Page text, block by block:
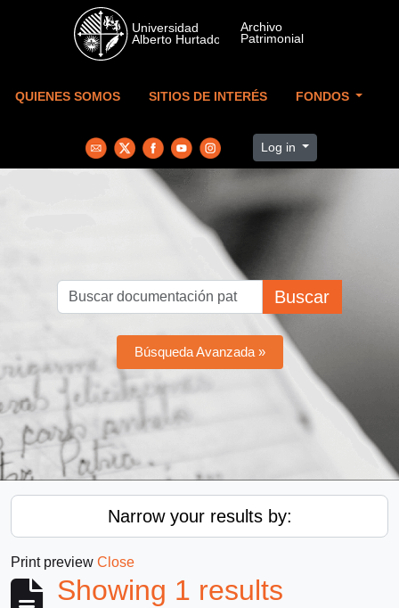
Skip to main content
QUIENES SOMOS SITIOS DE INTERÉS FONDOS
Log in
Buscar
Búsqueda Avanzada »
Narrow your results by:
Print preview Close
Showing 1 results